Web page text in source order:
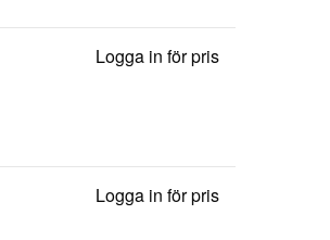
Logga in för pris
Logga in för pris